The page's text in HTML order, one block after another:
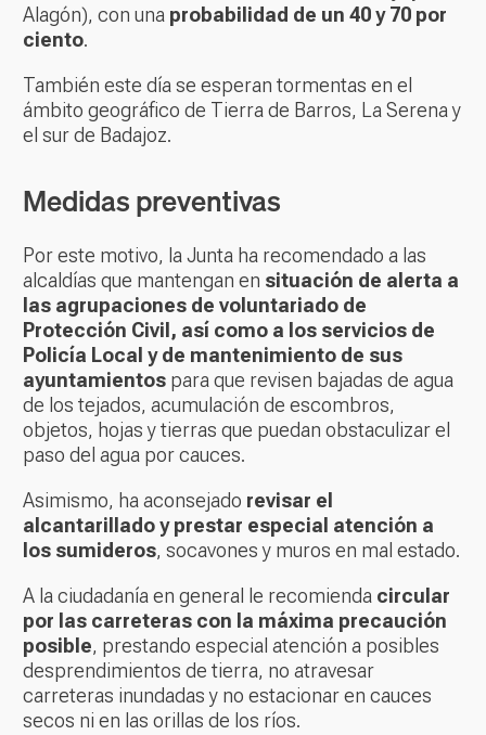
Alagón), con una probabilidad de un 40 y 70 por
ciento.
También este día se esperan tormentas en el
ámbito geográfico de Tierra de Barros, La Serena y
el sur de Badajoz.
Medidas preventivas
Por este motivo, la Junta ha recomendado a las
alcaldías que mantengan en situación de alerta a
las agrupaciones de voluntariado de
Protección Civil, así como a los servicios de
Policía Local y de mantenimiento de sus
ayuntamientos para que revisen bajadas de agua
de los tejados, acumulación de escombros,
objetos, hojas y tierras que puedan obstaculizar el
paso del agua por cauces.
Asimismo, ha aconsejado revisar el
alcantarillado y prestar especial atención a
los sumideros, socavones y muros en mal estado.
A la ciudadanía en general le recomienda circular
por las carreteras con la máxima precaución
posible, prestando especial atención a posibles
desprendimientos de tierra, no atravesar
carreteras inundadas y no estacionar en cauces
secos ni en las orillas de los ríos.